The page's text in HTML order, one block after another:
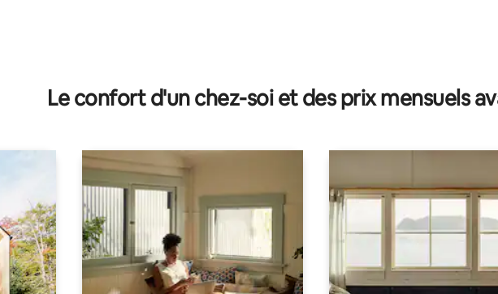
Le confort d'un chez-soi et des prix mensuels